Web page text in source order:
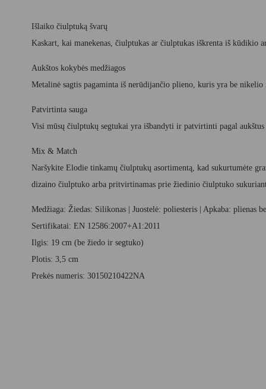
Išlaiko čiulptuką švarų
Kaskart, kai manekenas, čiulptukas ar čiulptukas iškrenta iš kūdikio
Aukštos kokybės medžiagos
Metalinė sagtis pagaminta iš nerūdijančio plieno, kuris yra be
Patvirtinta sauga
Visi mūsų čiulptukų segtukai yra išbandyti ir patvirtinti pagal
Mix & Match
Naršykite Elodie tinkamų čiulptukų asortimentą, kad sukurtumėte
dizaino čiulptuko arba pritvirtinamas prie žiedinio čiulptuko
Medžiaga: Žiedas: Silikonas | Juostelė: poliesteris | Apkaba: plienas
Sertifikatai: EN 12586:2007+A1:2011
Ilgis: 19 cm (be žiedo ir segtuko)
Plotis: 3,5 cm
Prekės numeris: 30150210422NA